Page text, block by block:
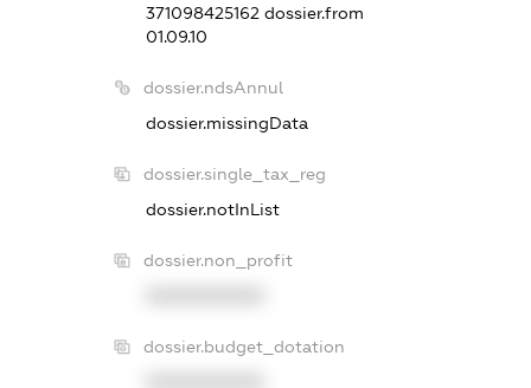
371098425162 dossier.from
01.09.10
dossier.ndsAnnul
dossier.missingData
dossier.single_tax_reg
dossier.notInList
dossier.non_profit
dossier.budget_dotation